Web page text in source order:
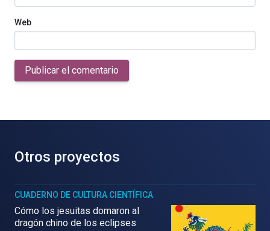
Web
Publicar el comentario
Otros proyectos
CUADERNO DE CULTURA CIENTÍFICA
Cómo los jesuitas domaron al
dragón chino de los eclipses